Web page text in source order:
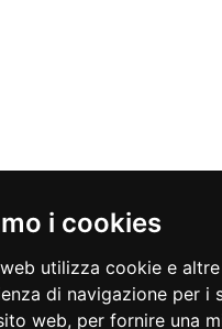
i cookies
utilizza cookie e
di navigazione per i
web, per fornire una